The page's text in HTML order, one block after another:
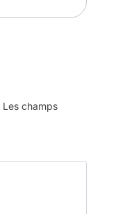
Les champs